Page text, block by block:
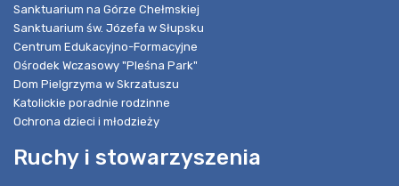
Sanktuarium na Górze Chełmskiej
Sanktuarium św. Józefa w Słupsku
Centrum Edukacyjno-Formacyjne
Ośrodek Wczasowy "Pleśna Park"
Dom Pielgrzyma w Skrzatuszu
Katolickie poradnie rodzinne
Ochrona dzieci i młodzieży
Ruchy i stowarzyszenia